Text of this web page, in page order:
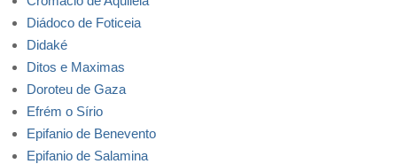
Diádoco de Foticeia
Didaké
Ditos e Maximas
Doroteu de Gaza
Efrém o Sírio
Epifanio de Benevento
Epifanio de Salamina